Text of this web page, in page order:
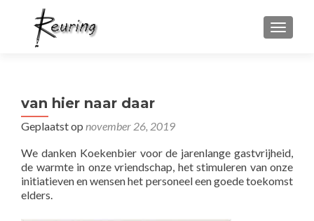
van hier naar daar
Geplaatst op november 26, 2019
We danken Koekenbier voor de jarenlange gastvrijheid,
de warmte in onze vriendschap, het stimuleren van onze
initiatieven en wensen het personeel een goede toekomst
elders.